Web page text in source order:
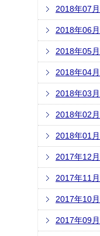
2018年07月
2018年06月
2018年05月
2018年04月
2018年03月
2018年02月
2018年01月
2017年12月
2017年11月
2017年10月
2017年09月